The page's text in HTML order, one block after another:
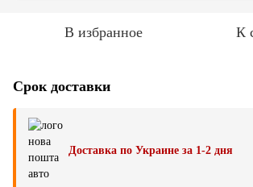
В избранное К
Срок доставки
Доставка по Украине за 1-2 дня